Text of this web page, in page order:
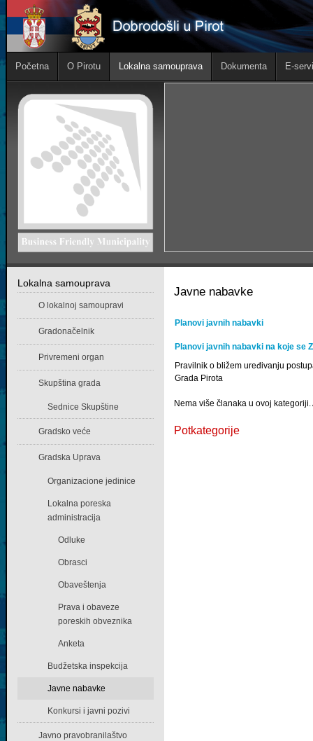
Početna O Pirotu Lokalna samouprava Dokumenta E-
Javne nabavke
Planovi javnih nabavki
Planovi javnih nabavki na koje se
Pravilnik o bližem uređivanju
Grada Pirota
Nema više članaka u ovoj
Potkategorije
Lokalna samouprava
O lokalnoj samoupravi
Gradonačelnik
Privremeni organ
Skupština grada
Sednice Skupštine
Gradsko veće
Gradska Uprava
Organizacione jedinice
Lokalna poreska
administracija
Odluke
Obrasci
Obaveštenja
Prava i obaveze
poreskih obveznika
Anketa
Budžetska inspekcija
Javne nabavke
Konkursi i javni pozivi
Javno pravobranilaštvo